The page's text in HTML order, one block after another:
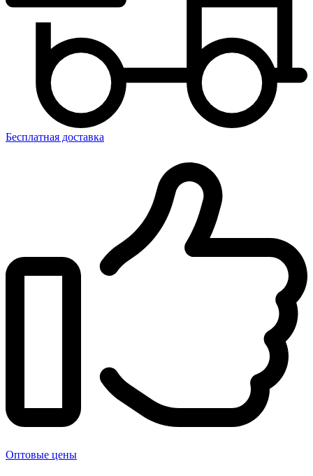
Бесплатная доставка
Оптовые цены